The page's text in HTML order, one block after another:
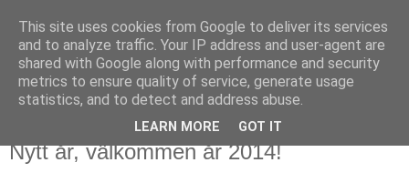
Mammamians
Om mig, oss, livet, allt runt, i & runt omkring det
onsdag 1 januari 2014
Nytt år, välkommen år 2014!
This site uses cookies from Google to deliver its services
and to analyze traffic. Your IP address and user-agent are
shared with Google along with performance and security
metrics to ensure quality of service, generate usage
statistics, and to detect and address abuse.
LEARN MORE GOT IT